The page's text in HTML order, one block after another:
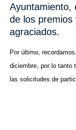
Ayuntamiento,
de los premios
agraciados.
Por último,
diciembre, por lo tanto
las solicitudes de